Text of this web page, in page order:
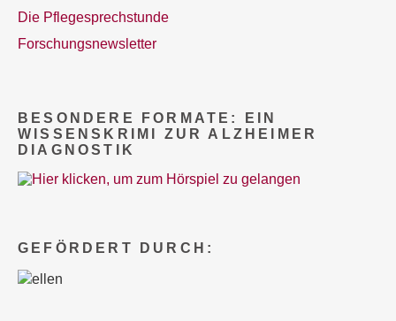
Die Pflegesprechstunde
Forschungsnewsletter
BESONDERE FORMATE: EIN
WISSENSKRIMI ZUR ALZHEIMER
DIAGNOSTIK
GEFÖRDERT DURCH: